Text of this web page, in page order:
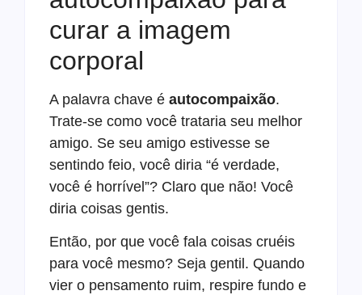
curar a imagem
corporal
A palavra chave é autocompaixão.
Trate-se como você trataria seu melhor
amigo. Se seu amigo estivesse se
sentindo feio, você diria “é verdade,
você é horrível”? Claro que não! Você
diria coisas gentis.
Então, por que você fala coisas cruéis
para você mesmo? Seja gentil. Quando
vier o pensamento ruim, respire fundo e